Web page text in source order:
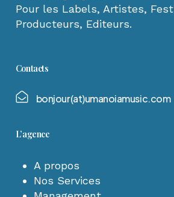
Pour les Labels, Artistes,
Producteurs, Editeurs.
Contacts
bonjour(at)umanoiamusic.com
L’agence
A propos
Nos Services